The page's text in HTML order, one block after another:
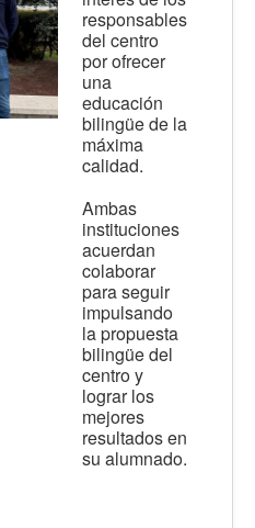
responsables
del centro
por ofrecer
una
educación
bilingüe de la
máxima
calidad.
Ambas
instituciones
acuerdan
colaborar
para seguir
impulsando
la propuesta
bilingüe del
centro y
lograr los
mejores
resultados en
su alumnado.